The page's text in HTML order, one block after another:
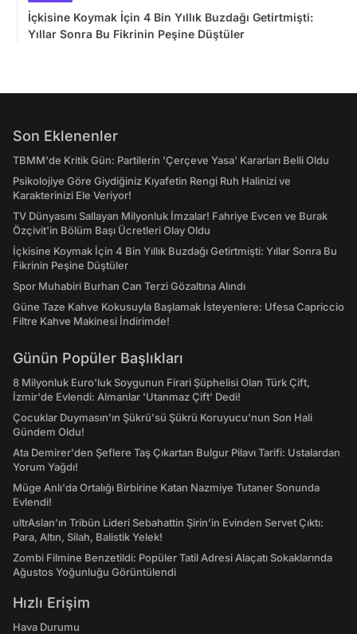
İçkisine Koymak İçin 4 Bin Yıllık Buzdağı Getirtmişti:
Yıllar Sonra Bu Fikrinin Peşine Düştüler
Son Eklenenler
TBMM'de Kritik Gün: Partilerin 'Çerçeve Yasa' Kararları Belli Oldu
Psikolojiye Göre Giydiğiniz Kıyafetin Rengi Ruh Halinizi ve
Karakterinizi Ele Veriyor!
TV Dünyasını Sallayan Milyonluk İmzalar! Fahriye Evcen ve Burak
Özçivit'in Bölüm Başı Ücretleri Olay Oldu
İçkisine Koymak İçin 4 Bin Yıllık Buzdağı Getirtmişti: Yıllar Sonra Bu
Fikrinin Peşine Düştüler
Spor Muhabiri Burhan Can Terzi Gözaltına Alındı
Güne Taze Kahve Kokusuyla Başlamak İsteyenlere: Ufesa Capriccio
Filtre Kahve Makinesi İndirimde!
Günün Popüler Başlıkları
8 Milyonluk Euro'luk Soygunun Firari Şüphelisi Olan Türk Çift,
İzmir'de Evlendi: Almanlar 'Utanmaz Çift' Dedi!
Çocuklar Duymasın'ın Şükrü'sü Şükrü Koruyucu'nun Son Hali
Gündem Oldu!
Ata Demirer'den Şeflere Taş Çıkartan Bulgur Pilavı Tarifi: Ustalardan
Yorum Yağdı!
Müge Anlı'da Ortalığı Birbirine Katan Nazmiye Tutaner Sonunda
Evlendi!
ultrAslan’ın Tribün Lideri Sebahattin Şirin’in Evinden Servet Çıktı:
Para, Altın, Silah, Balistik Yelek!
Zombi Filmine Benzetildi: Popüler Tatil Adresi Alaçatı Sokaklarında
Ağustos Yoğunluğu Görüntülendi
Hızlı Erişim
Hava Durumu